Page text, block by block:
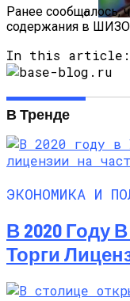
Ранее сообщалось,
содержания в ШИЗО
In this article:
В Тренде
ЭКОНОМИКА И
В 2020 Году
Торги